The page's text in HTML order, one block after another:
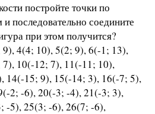
постройте точки по
последовательно соедините
при этом получится?
4(4; 10), 5(2; 9), 6(-1; 13),
10(-12; 7), 11(-11; 10),
14(-15; 9), 15(-14; 3), 16(-7; 5),
2; -6), 20(-3; -4), 21(-3; 3),
-5), 25(3; -6), 26(7; -6),